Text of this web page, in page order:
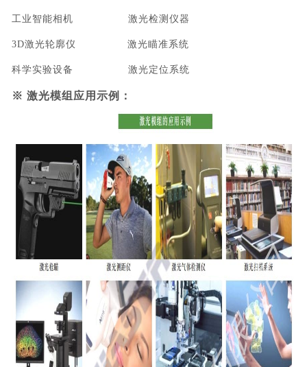
工业智能相机 激光检测仪器
3D激光轮廓仪 激光瞄准系统
科学实验设备 激光定位系统
※ 激光模组应用示例：